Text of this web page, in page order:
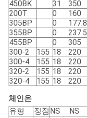
450BK
31 350
200T
0 160
305BP
0 177.8
355BP
0 237.5
455BP
0 305
300-2
155 18 220
300-4
155 18 220
320-2
155 18 220
320-4
155 18 220
체인온
유형
정점 NS NS